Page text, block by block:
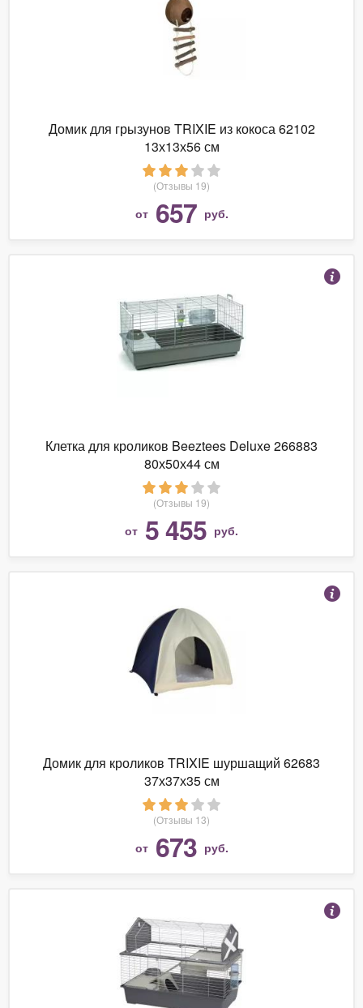
Домик для грызунов TRIXIE из кокоса 62102
13х13х56 см
(Отзывы 19)
от 657 руб.
Клетка для кроликов Beeztees Deluxe 266883
80х50х44 см
(Отзывы 19)
от 5 455 руб.
Домик для кроликов TRIXIE шуршащий 62683
37х37х35 см
(Отзывы 13)
от 673 руб.